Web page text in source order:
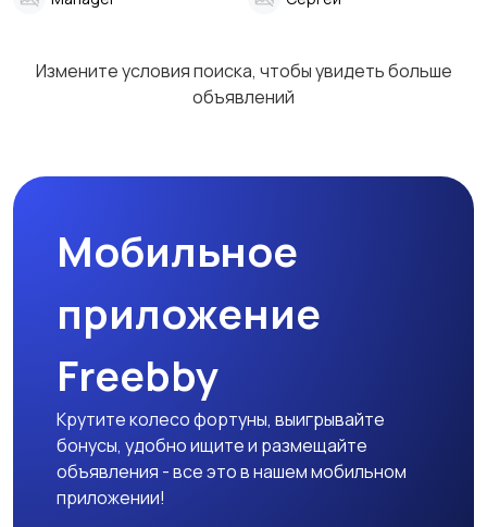
Измените условия поиска, чтобы увидеть больше
объявлений
Мобильное
приложение
Freebby
Крутите колесо фортуны, выигрывайте
бонусы, удобно ищите и размещайте
объявления - все это в нашем мобильном
приложении!